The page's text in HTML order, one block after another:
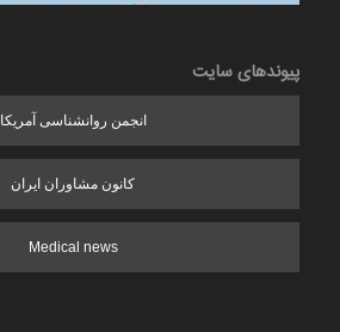
پیوندهای سایت
انجمن روانشناسی آمریکا
کانون مشاوران ایران
Medical news